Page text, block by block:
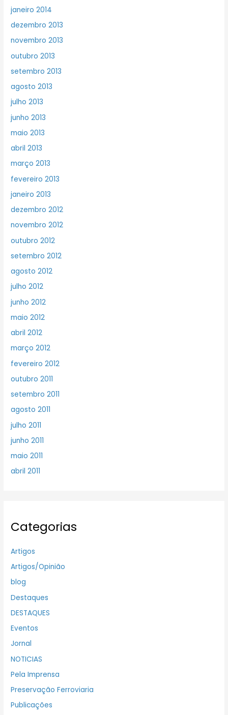
janeiro 2014
dezembro 2013
novembro 2013
outubro 2013
setembro 2013
agosto 2013
julho 2013
junho 2013
maio 2013
abril 2013
março 2013
fevereiro 2013
janeiro 2013
dezembro 2012
novembro 2012
outubro 2012
setembro 2012
agosto 2012
julho 2012
junho 2012
maio 2012
abril 2012
março 2012
fevereiro 2012
outubro 2011
setembro 2011
agosto 2011
julho 2011
junho 2011
maio 2011
abril 2011
Categorias
Artigos
Artigos/Opinião
blog
Destaques
DESTAQUES
Eventos
Jornal
NOTICIAS
Pela Imprensa
Preservação Ferroviaria
Publicações